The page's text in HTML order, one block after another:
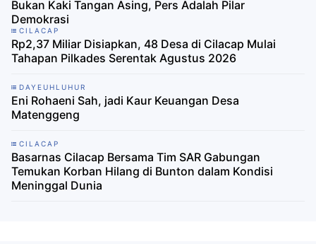
Bukan Kaki Tangan Asing, Pers Adalah Pilar
Demokrasi
CILACAP
Rp2,37 Miliar Disiapkan, 48 Desa di Cilacap Mulai
Tahapan Pilkades Serentak Agustus 2026
DAYEUHLUHUR
Eni Rohaeni Sah, jadi Kaur Keuangan Desa
Matenggeng
CILACAP
Basarnas Cilacap Bersama Tim SAR Gabungan
Temukan Korban Hilang di Bunton dalam Kondisi
Meninggal Dunia